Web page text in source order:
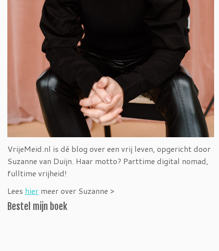
VrijeMeid.nl is dé blog over een vrij leven, opgericht door
Suzanne van Duijn. Haar motto? Parttime digital nomad,
fulltime vrijheid!
Lees hier meer over Suzanne >
Bestel mijn boek